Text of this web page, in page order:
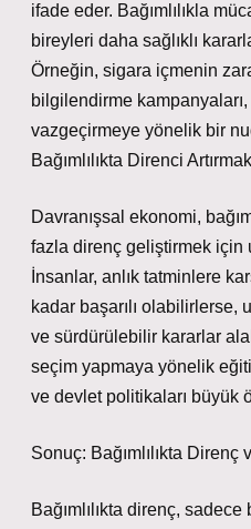
ifade eder. Bağımlılıkla
bireyleri daha sağlıklı
Örneğin, sigara içmenin
bilgilendirme
vazgeçirmeye yönelik bir
Bağımlılıkta Direnci
Davranışsal ekonomi,
fazla direnç geliştirmek için
İnsanlar, anlık tatminlere
kadar başarılı olabilirlerse,
ve sürdürülebilir kararlar
seçim yapmaya yönelik
ve devlet politikaları büyük
Sonuç: Bağımlılıkta
Bağımlılıkta direnç,